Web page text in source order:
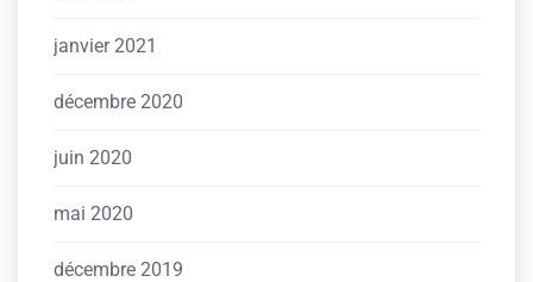
janvier 2021
décembre 2020
juin 2020
mai 2020
décembre 2019